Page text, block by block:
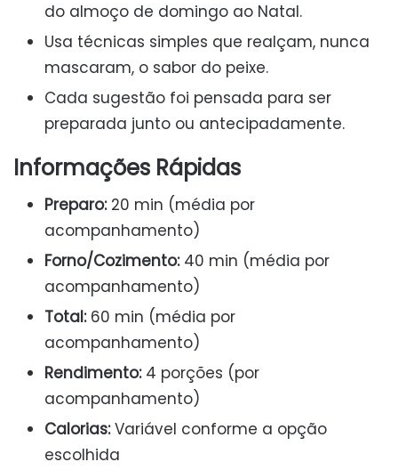
do almoço de domingo ao Natal.
Usa técnicas simples que realçam, nunca
mascaram, o sabor do peixe.
Cada sugestão foi pensada para ser
preparada junto ou antecipadamente.
Informações Rápidas
Preparo:20 min (média por
acompanhamento)
Forno/Cozimento:40 min (média por
acompanhamento)
Total:60 min (média por
acompanhamento)
Rendimento:4 porções (por
acompanhamento)
Calorias:Variável conforme a opção
escolhida